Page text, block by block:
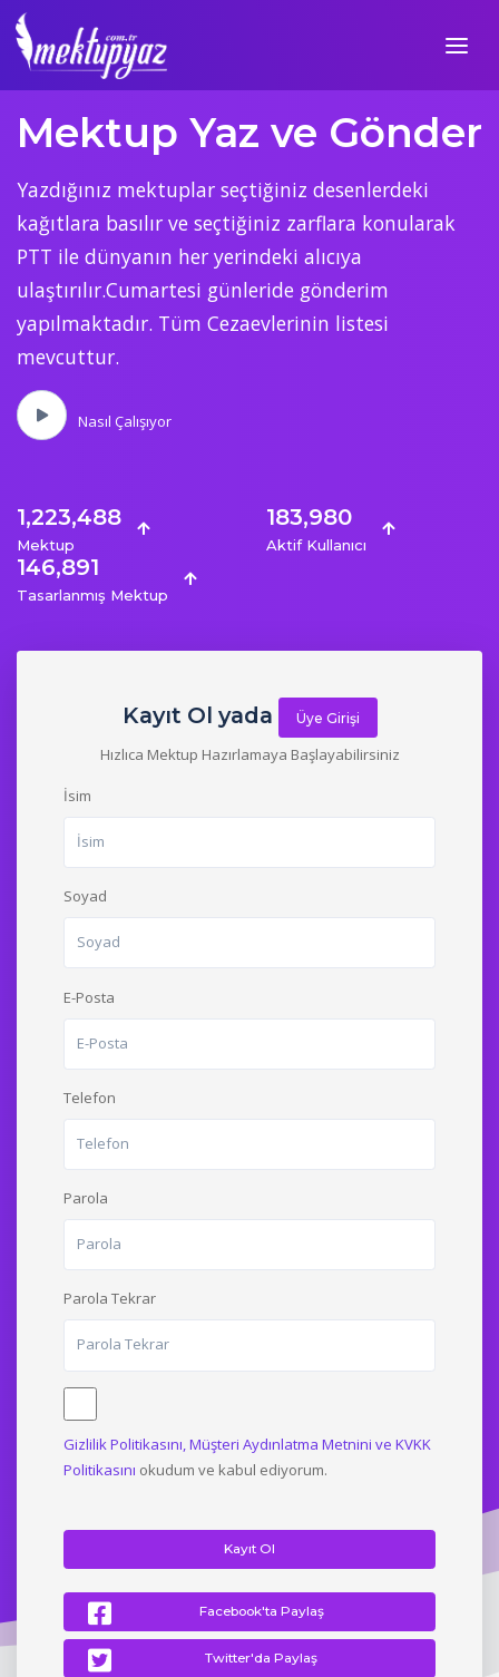
Mektup Yaz ve Gönder
Yazdığınız mektuplar seçtiğiniz desenlerdeki
kağıtlara basılır ve seçtiğiniz zarflara konularak
PTT ile dünyanın her yerindeki alıcıya
ulaştırılır.Cumartesi günleride gönderim
yapılmaktadır. Tüm Cezaevlerinin listesi
mevcuttur.
Nasıl Çalışıyor
1,223,488
Mektup
183,980
Aktif Kullanıcı
146,891
Tasarlanmış Mektup
Kayıt Ol yada Üye Girişi
Hızlıca Mektup Hazırlamaya Başlayabilirsiniz
İsim
Soyad
E-Posta
Telefon
Parola
Parola Tekrar
Gizlilik Politikasını, Müşteri Aydınlatma Metnini ve KVKK
Politikasını okudum ve kabul ediyorum.
Kayıt Ol
Facebook'ta Paylaş
Twitter'da Paylaş